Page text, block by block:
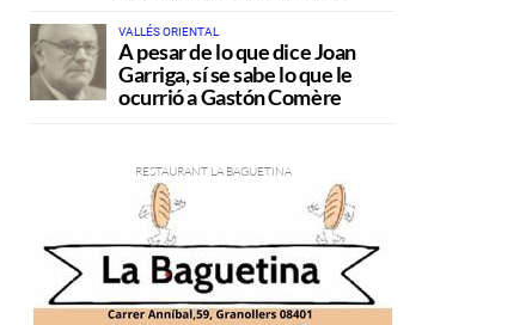
VALLÉS ORIENTAL
A pesar de lo que dice Joan
Garriga, sí se sabe lo que le
ocurrió a Gastón Comère